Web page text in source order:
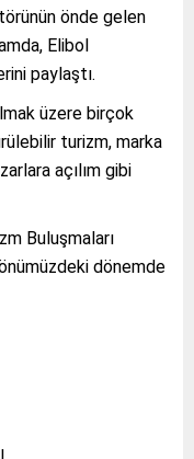
önde gelen
Elibol
paylaştı.
üzere birçok
turizm, marka
açılım gibi
Buluşmaları
dönemde